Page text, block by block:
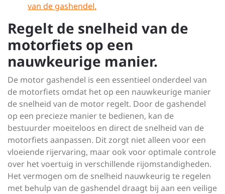
van de gashendel.
Regelt de snelheid van de
motorfiets op een
nauwkeurige manier.
De motor gashendel is een essentieel onderdeel van
de motorfiets omdat het op een nauwkeurige manier
de snelheid van de motor regelt. Door de gashendel
op een precieze manier te bedienen, kan de
bestuurder moeiteloos en direct de snelheid van de
motorfiets aanpassen. Dit zorgt niet alleen voor een
vloeiende rijervaring, maar ook voor optimale controle
over het voertuig in verschillende rijomstandigheden.
Het vermogen om de snelheid nauwkeurig te regelen
met behulp van de gashendel draagt bij aan een veilige